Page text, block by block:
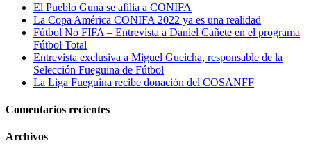
El Pueblo Guna se afilia a CONIFA
La Copa América CONIFA 2022 ya es una realidad
Fútbol No FIFA – Entrevista a Daniel Cañete en el programa
Fútbol Total
Entrevista exclusiva a Miguel Gueicha, responsable de la
Selección Fueguina de Fútbol
La Liga Fueguina recibe donación del COSANFF
Comentarios recientes
Archivos